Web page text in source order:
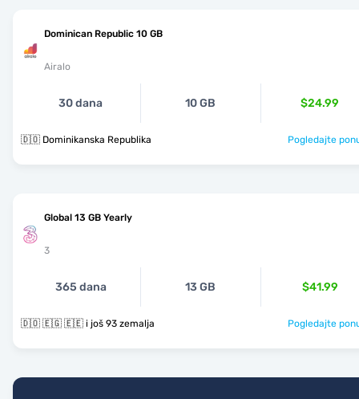
Dominican Republic 10 GB
Airalo
30 dana 10 GB $24.99
🇩🇴 Dominikanska Republika Pogledajte
Global 13 GB Yearly
3
365 dana 13 GB $41.99
🇩🇴 🇪🇬 🇪🇪 i još 93 zemalja Pogledajte